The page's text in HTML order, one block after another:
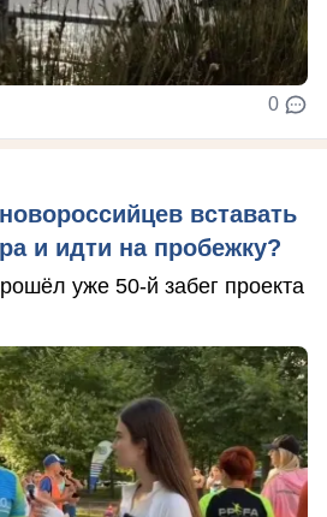
0
вставать
и идти на пробежку?
уже 50-й забег проекта